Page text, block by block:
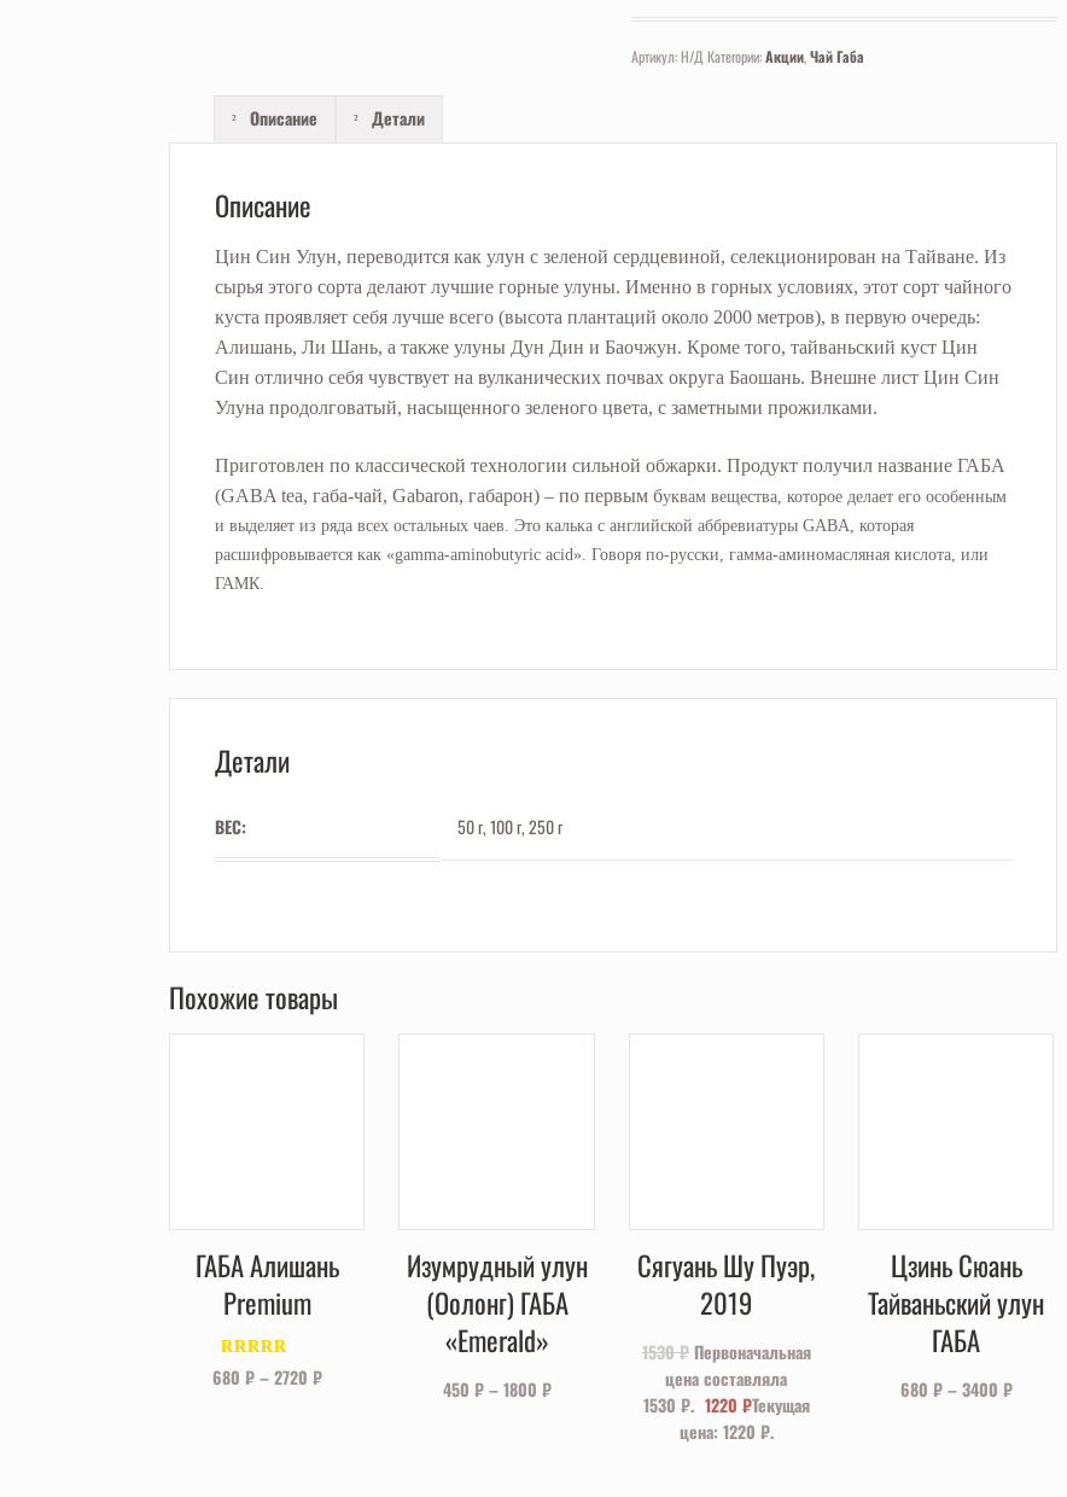
Артикул:Н/Д Категории:Акции,Чай Габа
Описание Детали
Описание
Цин Син Улун, переводится как улун с зеленой сердцевиной, селекционирован на Тайване. Из
сырья этого сорта делают лучшие горные улуны. Именно в горных условиях, этот сорт чайного
куста проявляет себя лучше всего (высота плантаций около 2000 метров), в первую очередь:
Алишань, Ли Шань, а также улуны Дун Дин и Баочжун. Кроме того, тайваньский куст Цин
Син отлично себя чувствует на вулканических почвах округа Баошань. Внешне лист Цин Син
Улуна продолговатый, насыщенного зеленого цвета, с заметными прожилками.
Приготовлен по классической технологии сильной обжарки. Продукт получил название ГАБА
(GABA tea, габа-чай, Gabaron, габарон) – по первым буквам вещества, которое делает его особенным
и выделяет из ряда всех остальных чаев. Это калька с английской аббревиатуры GABA, которая
расшифровывается как «gamma-aminobutyric acid». Говоря по-русски, гамма-аминомасляная кислота, или
ГАМК.
Детали
ВЕС: 50 г, 100 г, 250 г
Похожие товары
ГАБА Алишань
Premium
Оценка
4.00
из 5
680 ₽–2720 ₽
Изумрудный улун
(Оолонг) ГАБА
«Emerald»
450 ₽–1800 ₽
Сягуань Шу Пуэр,
2019
1530₽ Первоначальная
цена составляла
1530 ₽. 1220 ₽Текущая
цена: 1220 ₽.
Цзинь Сюань
Тайваньский улун
ГАБА
680 ₽–3400 ₽